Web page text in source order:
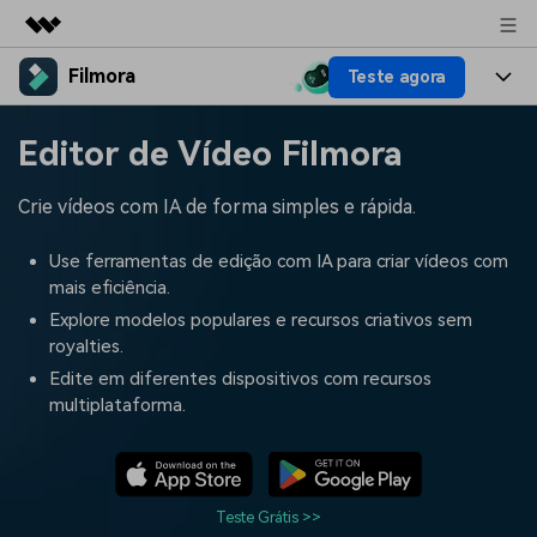
Produtos em destaque
Utilitários
Negócios
Soluções
Sobre nós
Sala de imprensa
Loja
Suporte
Filmora Teste agora
Produtos
Recursos criativos
IA
Vídeo/Imagem
Áudio
Textos
Soluções
Filmora para
Criar
Recursos
Prompts de Vídeo
populares para gerar vídeos
semelhantes em segundos
tendências de marketing de
vídeo em 2025
Central de ajuda
Fale conosco Histórias de clientes
alcançam sucesso
Preços Entrar
Editor de Vídeo Filmora
Crie vídeos com IA de forma simples e rápida.
Use ferramentas de edição com IA para criar vídeos com
mais eficiência.
Explore modelos populares e recursos criativos sem
royalties.
Edite em diferentes dispositivos com recursos
multiplataforma.
Teste Grátis >>